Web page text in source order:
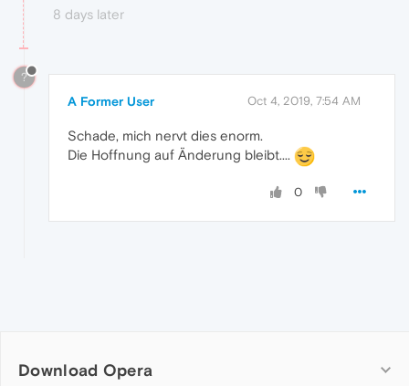
8 days later
?
A Former User Oct 4, 2019, 7:54 AM
Schade, mich nervt dies enorm.
Die Hoffnung auf Änderung bleibt....
0
Download Opera